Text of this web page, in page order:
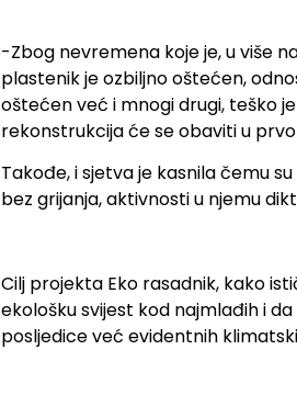
-Zbog nevremena koje je, u više
plastenik je ozbiljno oštećen,
oštećen već i mnogi drugi, teško
rekonstrukcija će se obaviti u
Takođe, i sjetva je kasnila čemu
bez grijanja, aktivnosti u njemu
Cilj projekta Eko rasadnik, kako
ekološku svijest kod najmlađih i
posljedice već evidentnih